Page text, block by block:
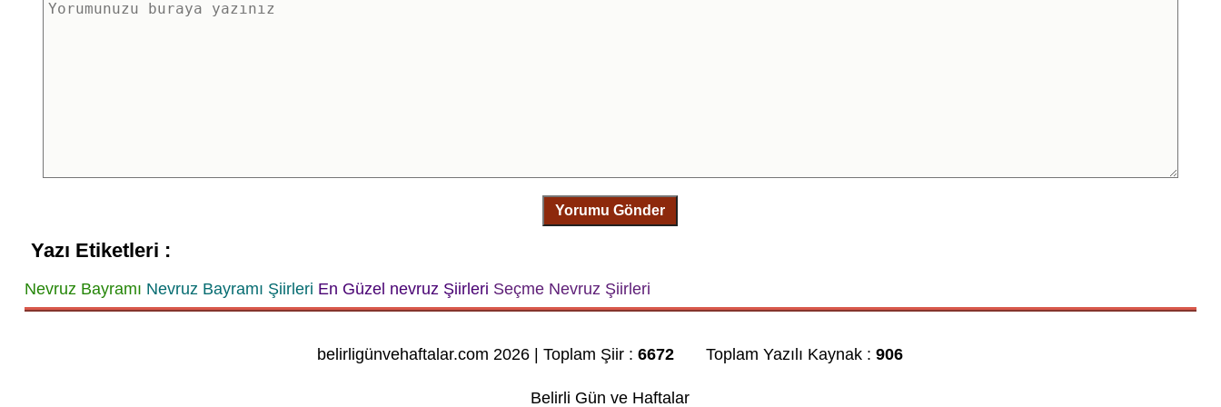
Yorumu Gönder
Yazı Etiketleri :
Nevruz Bayramı Nevruz Bayramı Şiirleri En Güzel nevruz Şiirleri Seçme Nevruz Şiirleri
belirligünvehaftalar.com 2026 | Toplam Şiir :6672 Toplam Yazılı Kaynak :906
Belirli Gün ve Haftalar